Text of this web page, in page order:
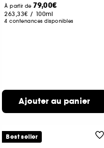
À partir de 79,00€
263,33€ / 100ml
4 contenances disponibles
Ajouter au panier
Best seller